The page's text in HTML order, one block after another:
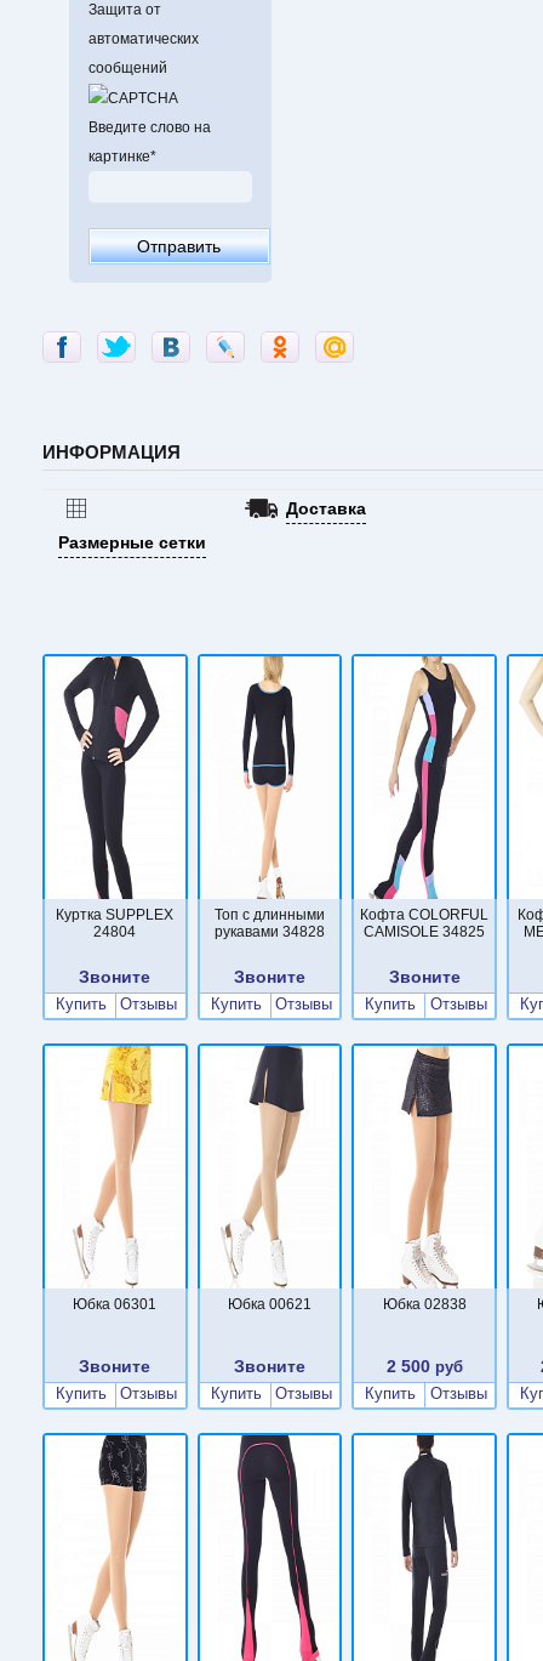
Защита от
автоматических
сообщений
Введите слово на
картинке*
ИНФОРМАЦИЯ
Размерные сетки
Доставка
Куртка SUPPLEX
24804
Звоните
Купить Отзывы
Топ с длинными
рукавами 34828
Звоните
Купить Отзывы
Кофта COLORFUL
CAMISOLE 34825
Звоните
Купить Отзывы
Юбка 06301
Звоните
Купить Отзывы
Юбка 00621
Звоните
Купить Отзывы
Юбка 02838
2 500руб
Купить
Отзывы